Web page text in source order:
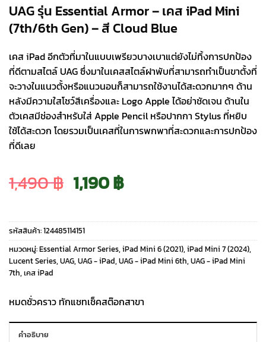
UAG รุ่น Essential Armor – เคส iPad Mini
(7th/6th Gen) – สี Cloud Blue
เคส iPad อีกตัวที่มาในแบบเพรียวบางเบาแต่ยังไม่ทิ้งการปกป้อง
ที่ดีตามสไตล์ UAG ซึ่งมาในเคสสไตล์ฝาพับที่สามารถทำเป็นขาตั้งที่
จะวางในแนวตั้งหรือแนวนอนก็สามารถใช้งานได้สะดวกมากๆ ด้าน
หลังมีความใสโชว์สีเครื่องและ Logo Apple ได้อย่าชัดเจน ด้านใน
ตัวเคสมีช่องสำหรับใส่ Apple Pencil หรือปากกา Stylus ที่หยิบ
ใช้ได้สะดวก โดยรวมเป็นเคสที่ในการพกพาที่สะดวกและการปกป้อง
ที่ดีเลย
1,490฿ Original
price
was:
1,190฿Current
price
is:
รหัสสินค้า:124485114151
หมวดหมู่:Essential Armor Series, iPad Mini 6 (2021), iPad Mini 7 (2024),
Lucent Series, UAG, UAG - iPad, UAG - iPad Mini 6th, UAG - iPad Mini
7th, เคส iPad
หมดชั่วคราว ทักแชทเช็คสต๊อกสาขา
คำอธิบาย